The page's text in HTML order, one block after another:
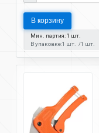
В корзину
Мин. партия: 1 шт.
В упаковке:1 шт. 1 шт.